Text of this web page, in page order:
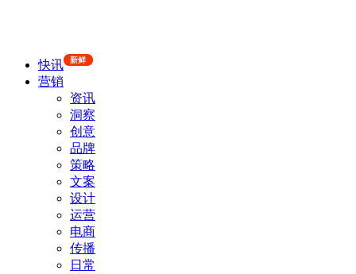
快讯 新鲜
营销
资讯
洞察
创意
品牌
策略
文案
设计
运营
电商
传播
日常